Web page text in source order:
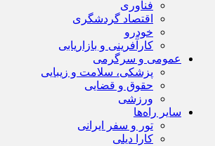
فناوری
اقتصاد گردشگری
خودرو
کارآفرینی و بازاریابی
عمومی و سرگرمی
پزشکی، سلامت و زیبایی
حقوق و قضایی
ورزشی
سایر راه‌ها
تور و سفر ایرانی
کارا دیلی